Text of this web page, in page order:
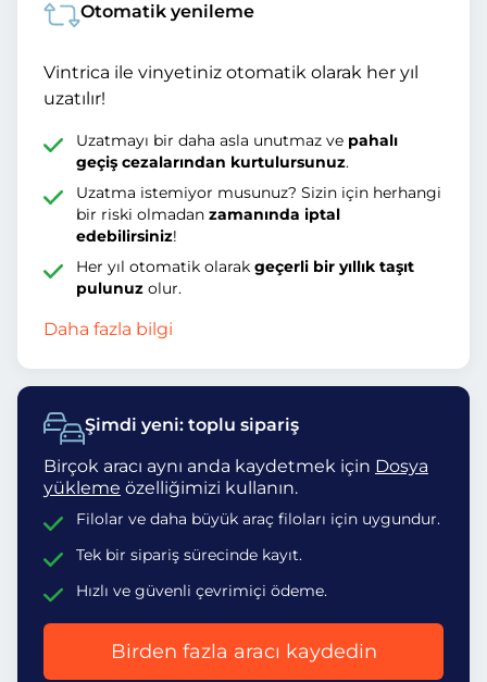
Şimdi yeni: toplu sipariş
Birçok aracı aynı anda kaydetmek için Dosya
yükleme özelliğimizi kullanın.
Filolar ve daha büyük araç filoları için uygundur.
Tek bir sipariş sürecinde kayıt.
Hızlı ve güvenli çevrimiçi ödeme.
Birden fazla aracı kaydedin
Otomatik yenileme
Vintrica ile vinyetiniz otomatik olarak her yıl
uzatılır!
Uzatmayı bir daha asla unutmaz ve pahalı
geçiş cezalarından kurtulursunuz.
Uzatma istemiyor musunuz? Sizin için herhangi
bir riski olmadanzamanında iptal
edebilirsiniz!
Her yıl otomatik olarakgeçerli bir yıllık taşıt
pulunuz olur.
Daha fazla bilgi